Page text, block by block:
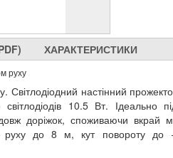
ХАРАКТЕРИСТИКИ
руху
Світлодіодний настінний
10.5 Вт. Ідеально
доріжок, споживаючи вкрай
руху до 8 м, кут повороту